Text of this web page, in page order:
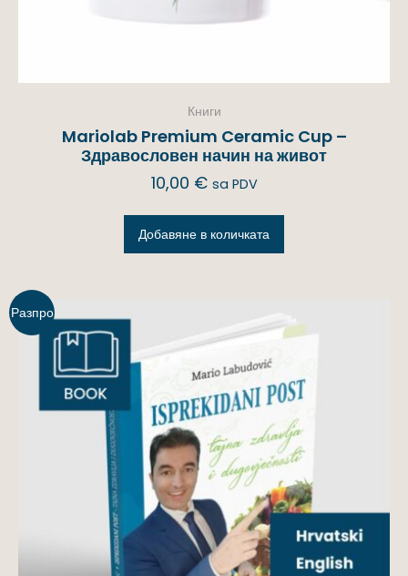
Книги
Mariolab Premium Ceramic Cup –
Здравословен начин на живот
10,00 € sa PDV
Добавяне в количката
Разпро